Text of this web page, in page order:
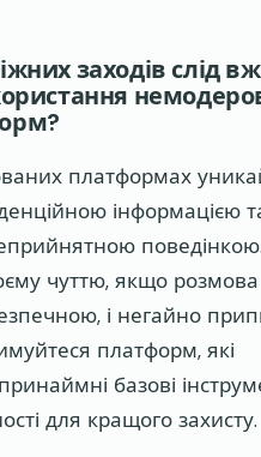
заходів слід
платформах
інформацією
поведінкою.
чуттю, якщо розмова
і негайно
платформ, які
базові
для кращого захисту.